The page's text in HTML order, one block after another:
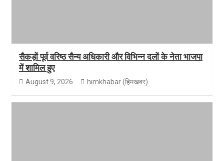
सैकड़ों पूर्व वरिष्ठ सैन्य अधिकारी और विभिन्न दलों के नेता भाजपा
में शामिल हुए
August 9, 2026 himkhabar (हिमखबर)